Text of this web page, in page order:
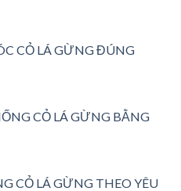
CỎ LÁ GỪNG ĐÚNG
CỎ LÁ GỪNG BẰNG
CỎ LÁ GỪNG THEO YÊU